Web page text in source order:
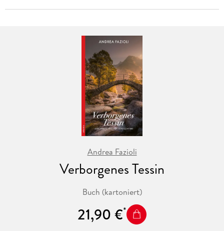
Andrea Fazioli
Verborgenes Tessin
Buch (kartoniert)
21,90 €